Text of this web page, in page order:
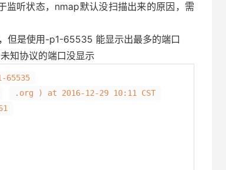
监听状态，nmap默认没扫描出来的原因，需
但是使用-p1-65535 能显示出最多的端口
知协议的端口没显示
.org ) at 2016-12-29 10:11 CST